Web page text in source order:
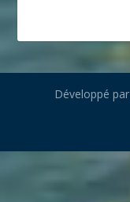
Développé par